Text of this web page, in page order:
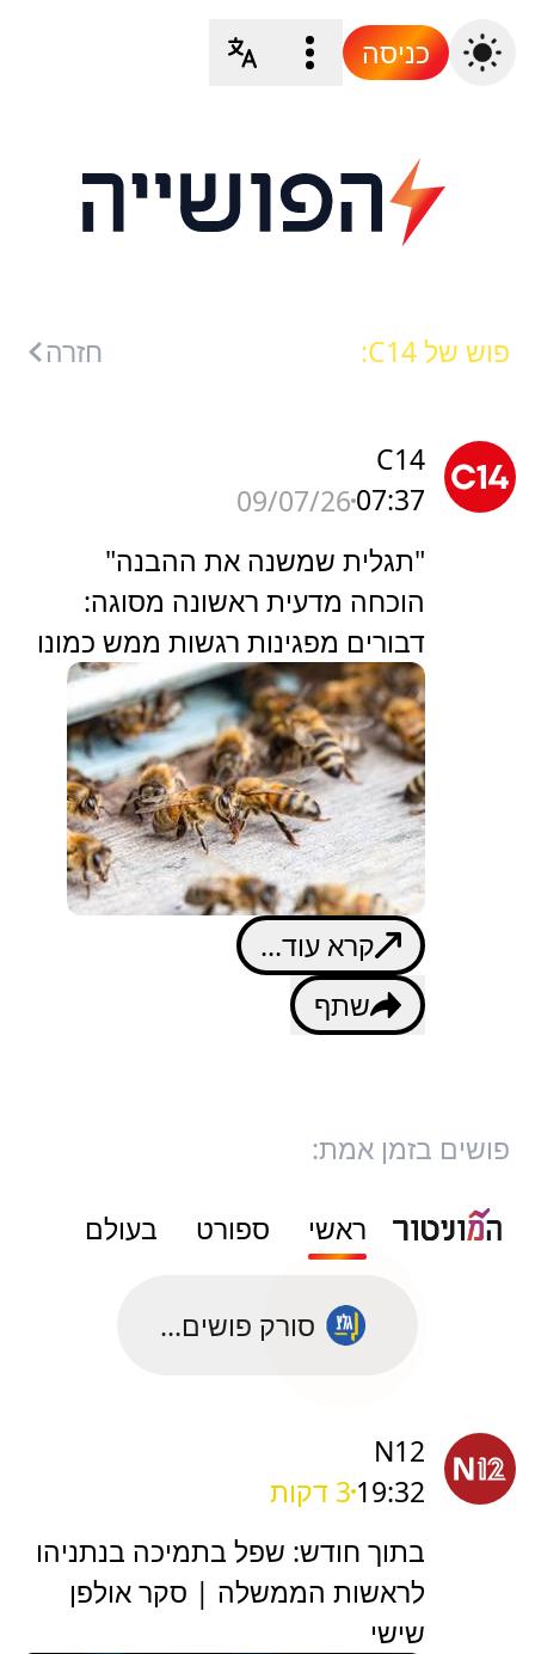
כניסה
פוש של C14: חזרה
C14
07:37
09/07/26
"תגלית שמשנה את ההבנה"
הוכחה מדעית ראשונה מסוגה:
דבורים מפגינות רגשות ממש כמונו
קרא עוד...
שתף
פושים בזמן אמת:
ראשי ספורט בעולם
סורק פושים...
N12
19:32 3 דקות
בתוך חודש: שפל בתמיכה בנתניהו
לראשות הממשלה | סקר אולפן
שישי